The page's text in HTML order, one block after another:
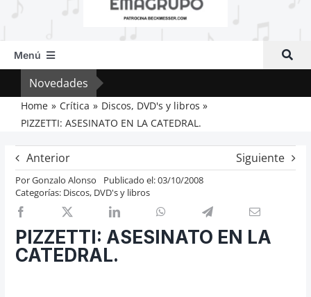
Menú
Inicio
Actual
Artículos
Crítica
Previos de ópera
Entrevistas
Recomendación
Cosas de Beckmesser
Nosotros y privacidad
Novedades
Home Crítica
Discos, DVD's y libros
PIZZETTI: ASESINATO EN LA CATEDRAL.
Anterior Siguiente
PorGonzalo Alonso
Publicado el: 03/10/2008
Categorías: Discos, DVD's y libros
PIZZETTI: ASESINATO EN LA
CATEDRAL.